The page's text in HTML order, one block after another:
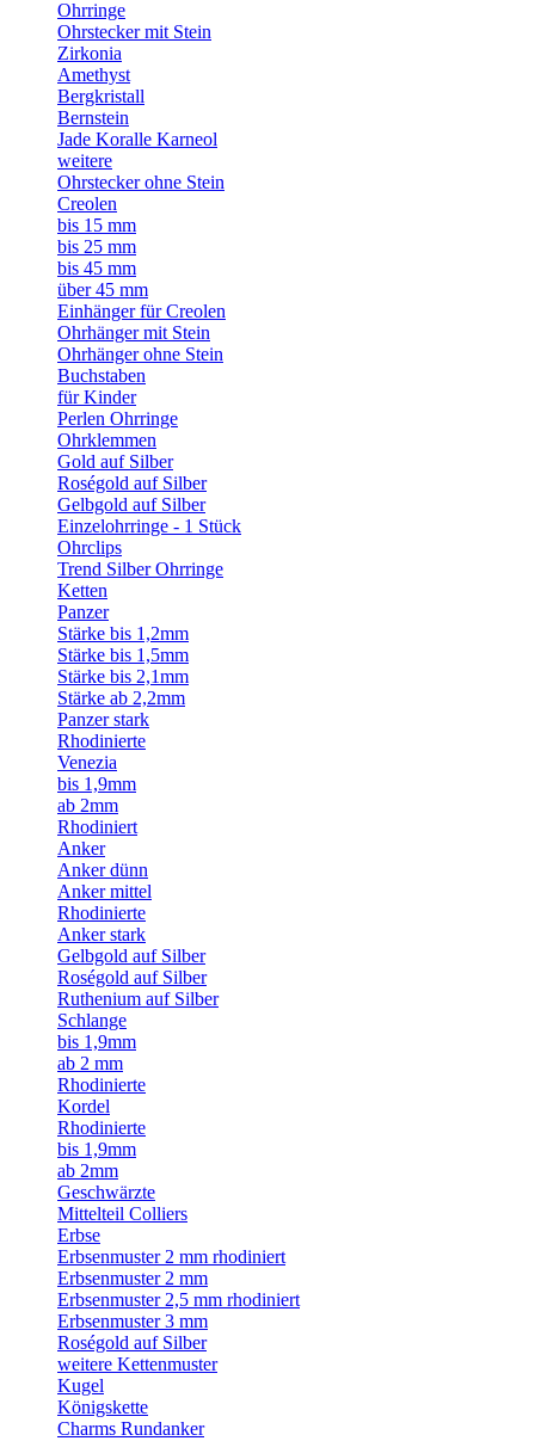
Ohrringe
Ohrstecker mit Stein
Zirkonia
Amethyst
Bergkristall
Bernstein
Jade Koralle Karneol
weitere
Ohrstecker ohne Stein
Creolen
bis 15 mm
bis 25 mm
bis 45 mm
über 45 mm
Einhänger für Creolen
Ohrhänger mit Stein
Ohrhänger ohne Stein
Buchstaben
für Kinder
Perlen Ohrringe
Ohrklemmen
Gold auf Silber
Roségold auf Silber
Gelbgold auf Silber
Einzelohrringe - 1 Stück
Ohrclips
Trend Silber Ohrringe
Ketten
Panzer
Stärke bis 1,2mm
Stärke bis 1,5mm
Stärke bis 2,1mm
Stärke ab 2,2mm
Panzer stark
Rhodinierte
Venezia
bis 1,9mm
ab 2mm
Rhodiniert
Anker
Anker dünn
Anker mittel
Rhodinierte
Anker stark
Gelbgold auf Silber
Roségold auf Silber
Ruthenium auf Silber
Schlange
bis 1,9mm
ab 2 mm
Rhodinierte
Kordel
Rhodinierte
bis 1,9mm
ab 2mm
Geschwärzte
Mittelteil Colliers
Erbse
Erbsenmuster 2 mm rhodiniert
Erbsenmuster 2 mm
Erbsenmuster 2,5 mm rhodiniert
Erbsenmuster 3 mm
Roségold auf Silber
weitere Kettenmuster
Kugel
Königskette
Charms Rundanker